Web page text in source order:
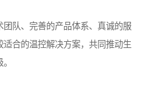
团队、完善的产品体系、真诚的服
适合的温控解决方案，共同推动生